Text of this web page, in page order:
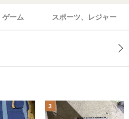
ゲーム スポーツ、レジャー
3